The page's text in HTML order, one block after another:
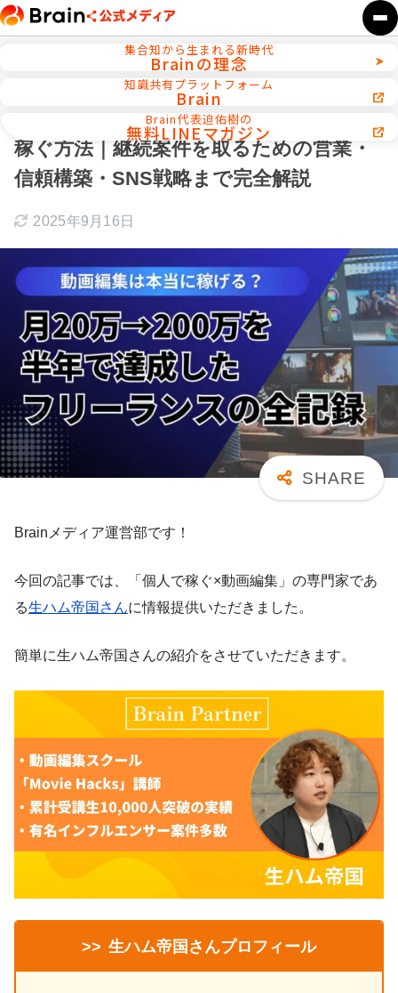
集合知から生まれる新時代
Brainの理念
知識共有プラットフォーム
Brain
Brain代表迫佑樹の
無料LINEマガジン
動画編集／アニメーション制作
【実録】動画編集で月20万円を安定的に
稼ぐ方法｜継続案件を取るための営業・
信頼構築・SNS戦略まで完全解説
2025年9月16日
Brainメディア運営部です！
今回の記事では、「個人で稼ぐ×動画編集」の専門家であ
る生ハム帝国さんに情報提供いただきました。
簡単に生ハム帝国さんの紹介をさせていただきます。
>> 生ハム帝国さんプロフィール